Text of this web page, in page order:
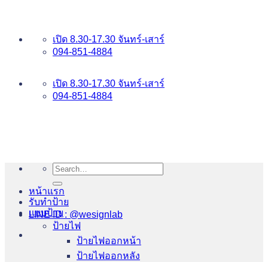
เปิด 8.30-17.30 จันทร์-เสาร์
094-851-4884
เปิด 8.30-17.30 จันทร์-เสาร์
094-851-4884
LINE ID : @wesignlab
Search
for:
หน้าแรก
รับทำป้าย
แบบป้าย
ป้ายไฟ
ป้ายไฟออกหน้า
ป้ายไฟออกหลัง